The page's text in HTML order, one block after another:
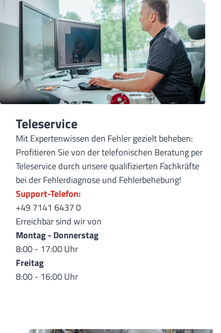
Teleservice
Mit Expertenwissen den Fehler gezielt beheben:
Profitieren Sie von der telefonischen Beratung per
Teleservice durch unsere qualifizierten Fachkräfte
bei der Fehlerdiagnose und Fehlerbehebung!
Support-Telefon:
+49 7141 6437 0
Erreichbar sind wir von
Montag - Donnerstag
8:00 - 17:00 Uhr
Freitag
8:00 - 16:00 Uhr